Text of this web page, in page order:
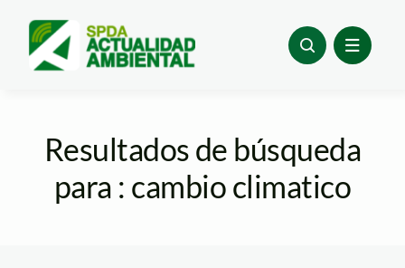
content
Resultados de búsqueda
para : cambio climatico